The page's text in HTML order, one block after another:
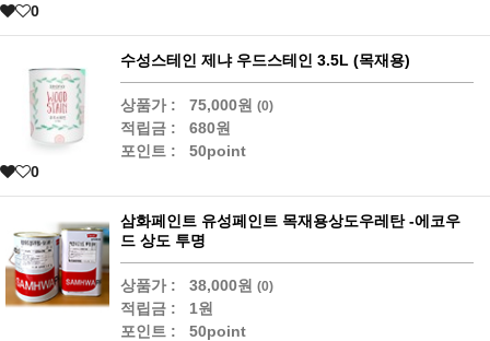
0
수성스테인 제냐 우드스테인 3.5L (목재용)
상품가 : 75,000원 (0)
적립금 :
680원
포인트 :
50point
0
삼화페인트 유성페인트 목재용상도우레탄 -에코우
드 상도 투명
상품가 : 38,000원 (0)
적립금 :
1원
포인트 :
50point